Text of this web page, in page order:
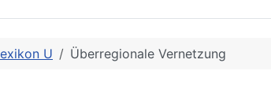
U Überregionale Vernetzung